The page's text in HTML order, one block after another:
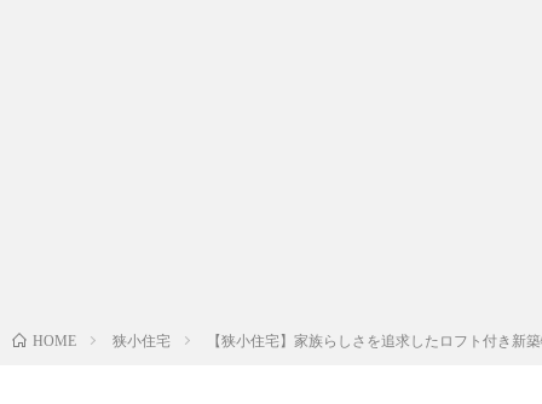
HOME 狭小住宅 【狭小住宅】家族らしさを追求したロフト付き新